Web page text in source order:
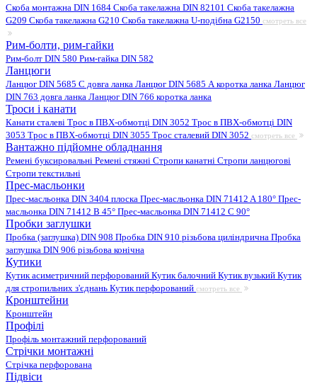
Скоба монтажна DIN 1684 Скоба такелажна DIN 82101 Скоба такелажна
G209 Скоба такелажна G210 Скоба такелажна U-подібна G2150 смотреть все
Рим-болти, рим-гайки
Рим-болт DIN 580 Рим-гайка DIN 582
Ланцюги
Ланцюг DIN 5685 C довга ланка Ланцюг DIN 5685 А коротка ланка Ланцюг
DIN 763 довга ланка Ланцюг DIN 766 коротка ланка
Троси і канати
Канати сталеві Трос в ПВХ-обмотці DIN 3052 Трос в ПВХ-обмотці DIN
3053 Трос в ПВХ-обмотці DIN 3055 Трос сталевий DIN 3052 смотреть все
Вантажно підйомне обладнання
Ремені буксировальні Ремені стяжні Стропи канатні Стропи ланцюгові
Стропи текстильні
Прес-масльонки
Прес-масльонка DIN 3404 плоска Прес-масльонка DIN 71412 A 180° Прес-
масльонка DIN 71412 B 45° Прес-масльонка DIN 71412 C 90°
Пробки заглушки
Пробка (заглушка) DIN 908 Пробка DIN 910 різьбова циліндрична Пробка
заглушка DIN 906 різьбова конічна
Кутики
Кутик асиметричний перфорований Кутик балочний Кутик вузький Кутик
для стропильних з'єднань Кутик перфорований смотреть все
Кронштейни
Кронштейн
Профілі
Профіль монтажний перфорований
Стрічки монтажні
Стрічка перфорована
Підвіси